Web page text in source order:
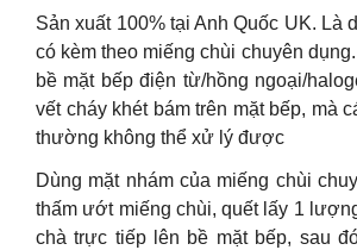
Sản xuất 100% tại Anh Quốc UK. Là
có kèm theo miếng chùi chuyên
bề mặt bếp điện từ/hồng ngoại/
vết cháy khét bám trên mặt bếp, mà
thường không thể xử lý được
Dùng mặt nhám của miếng chùi
thấm ướt miếng chùi, quết lấy 1
chà trực tiếp lên bề mặt bếp, sau